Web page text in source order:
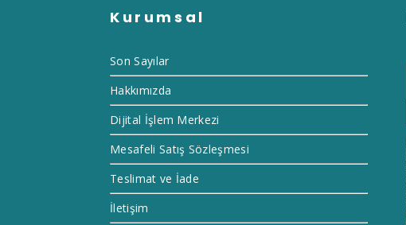
Kurumsal
Son Sayılar
Hakkımızda
Dijital İşlem Merkezi
Mesafeli Satış Sözleşmesi
Teslimat ve İade
İletişim